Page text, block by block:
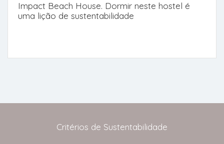
Impact Beach House. Dormir neste hostel é
uma lição de sustentabilidade
Critérios de Sustentabilidade